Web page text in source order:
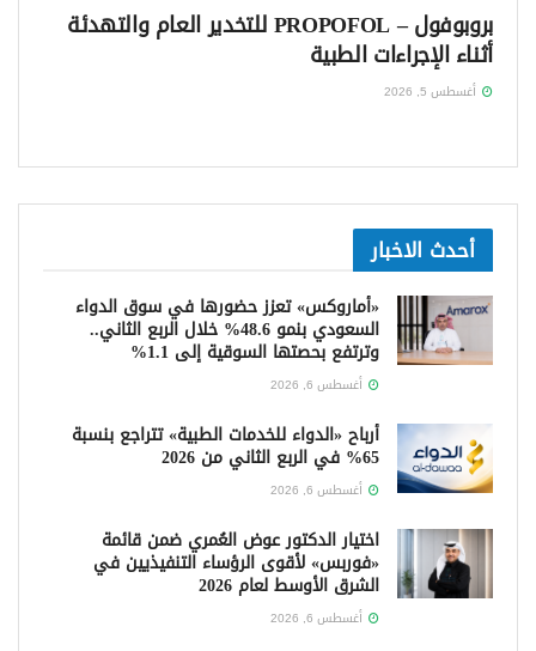
بروبوفول – PROPOFOL للتخدير العام والتهدئة
أثناء الإجراءات الطبية
أغسطس 5, 2026
أحدث الاخبار
«أماروكس» تعزز حضورها في سوق الدواء
السعودي بنمو 48.6% خلال الربع الثاني..
وترتفع بحصتها السوقية إلى 1.1%
أغسطس 6, 2026
أرباح «الدواء للخدمات الطبية» تتراجع بنسبة
65% في الربع الثاني من 2026
أغسطس 6, 2026
اختيار الدكتور عوض العُمري ضمن قائمة
«فوربس» لأقوى الرؤساء التنفيذيين في
الشرق الأوسط لعام 2026
أغسطس 6, 2026